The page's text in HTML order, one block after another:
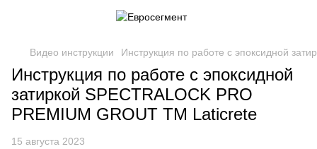
Видео инструкции Инструкция по работе с эпоксидной
Инструкция по работе с эпоксидной
затиркой SPECTRALOCK PRO
PREMIUM GROUT TM Laticrete
15 августа 2023